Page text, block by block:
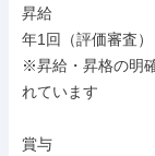
昇給
年1回（評価審査）
※昇給・昇格の明
れています
賞与